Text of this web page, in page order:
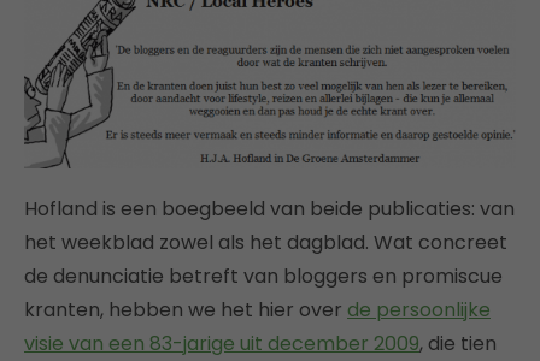
Hofland is een boegbeeld van beide publicaties: van
het weekblad zowel als het dagblad. Wat concreet
de denunciatie betreft van bloggers en promiscue
kranten, hebben we het hier over de persoonlijke
visie van een 83-jarige uit december 2009, die tien